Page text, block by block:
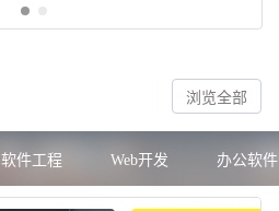
浏览全部
软件工程 Web开发 办公软件